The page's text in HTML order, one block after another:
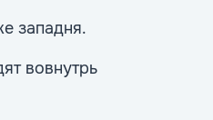
западня.
вовнутрь